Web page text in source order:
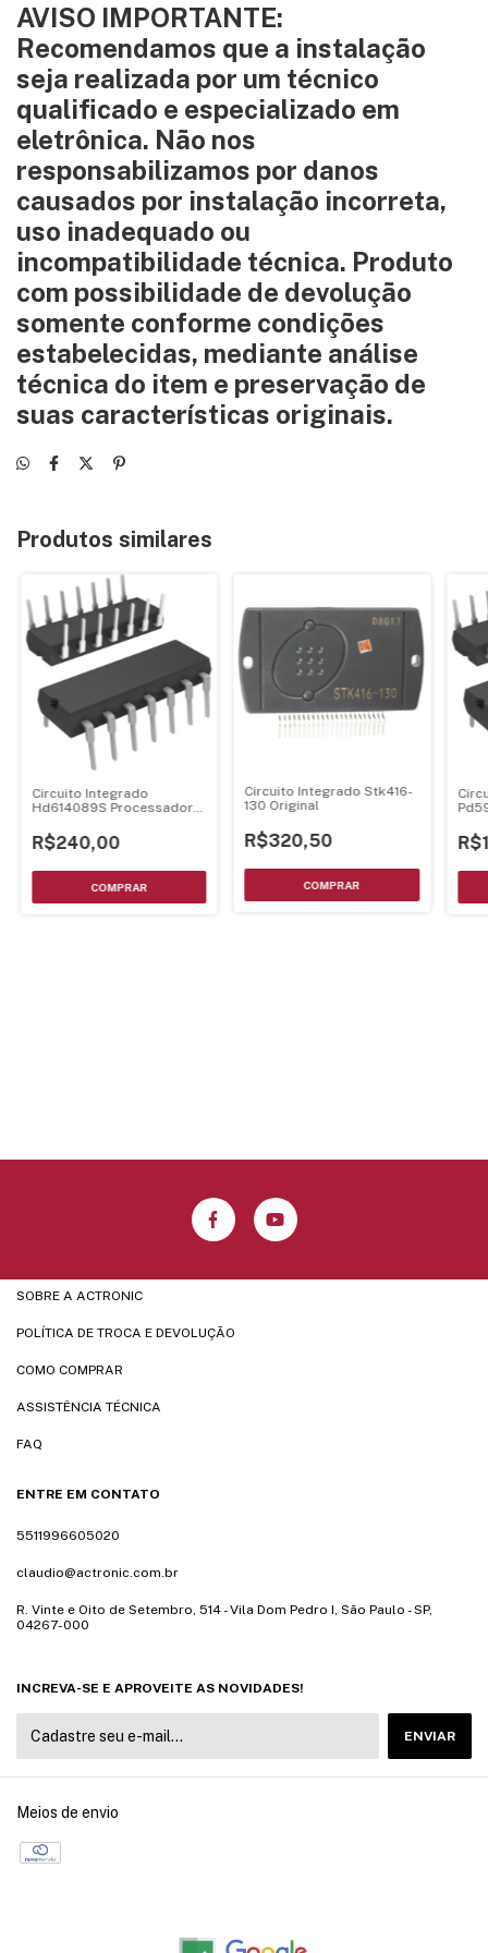
AVISO IMPORTANTE:
Recomendamos que a instalação
seja realizada por um técnico
qualificado e especializado em
eletrônica. Não nos
responsabilizamos por danos
causados por instalação incorreta,
uso inadequado ou
incompatibilidade técnica. Produto
com possibilidade de devolução
somente conforme condições
estabelecidas, mediante análise
técnica do item e preservação de
suas características originais.
Produtos similares
Circuito Integrado
Hd614089S Processador
R$240,00
Circuito Integrado Stk416-
130 Original
R$320,50
SOBRE A ACTRONIC
POLÍTICA DE TROCA E DEVOLUÇÃO
COMO COMPRAR
ASSISTÊNCIA TÉCNICA
FAQ
ENTRE EM CONTATO
5511996605020
claudio@actronic.com.br
R. Vinte e Oito de Setembro, 514 - Vila Dom Pedro I, São Paulo - SP,
04267-000
INCREVA-SE E APROVEITE AS NOVIDADES!
Meios de envio